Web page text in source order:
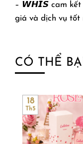
– 𝙒𝙃𝙄𝙎 cam kết
giá và dịch vụ tốt
CÓ THỂ
18
Th5